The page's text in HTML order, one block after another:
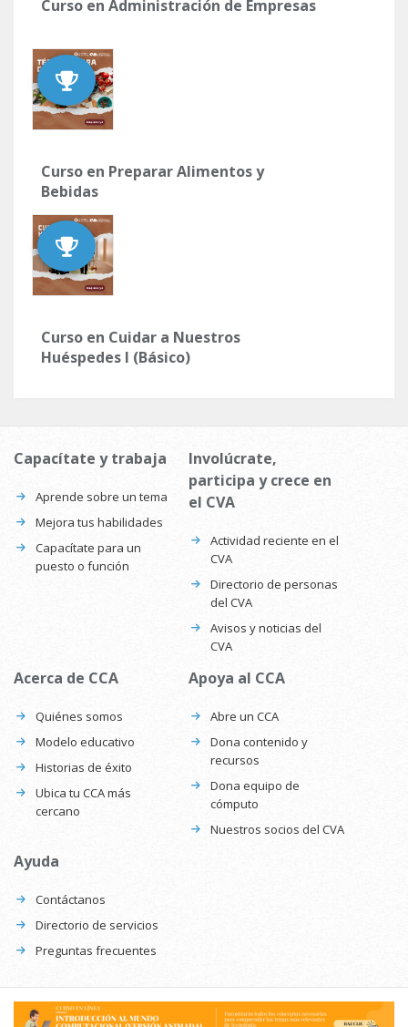
Curso en Administración de Empresas
Curso en Preparar Alimentos y
Bebidas
Curso en Cuidar a Nuestros
Huéspedes I (Básico)
Capacítate y trabaja
Aprende sobre un tema
Mejora tus habilidades
Capacítate para un
puesto o función
Involúcrate,
participa y crece en
el CVA
Actividad reciente en el
CVA
Directorio de personas
del CVA
Avisos y noticias del
CVA
Acerca de CCA
Quiénes somos
Modelo educativo
Historias de éxito
Ubica tu CCA más
cercano
Apoya al CCA
Abre un CCA
Dona contenido y
recursos
Dona equipo de
cómputo
Nuestros socios del CVA
Ayuda
Contáctanos
Directorio de servicios
Preguntas frecuentes